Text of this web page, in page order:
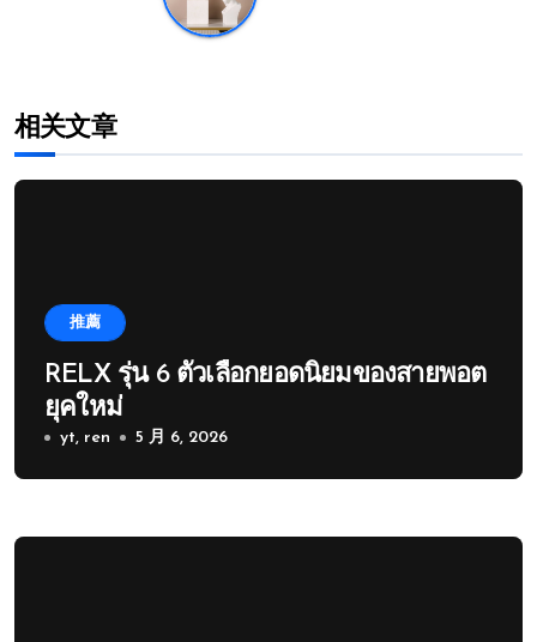
相关文章
推薦
RELX รุ่น 6 ตัวเลือกยอดนิยมของสายพอต
ยุคใหม่
yt, ren 5 月 6, 2026